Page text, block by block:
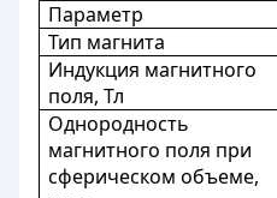
Параметр
Тип магнита
Индукция магнитного
поля, Тл
Однородность
магнитного поля при
сферическом объеме,